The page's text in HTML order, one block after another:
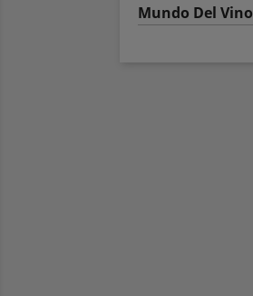
Mundo Del Vino